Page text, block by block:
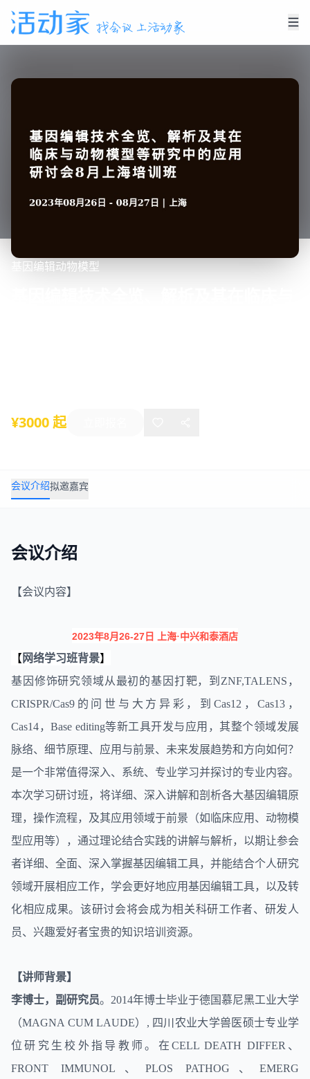
基因编辑动物模型
¥3000 起
会议介绍拟邀嘉宾
会议介绍
【会议内容】
2023年8月 26-27 日 上海·中兴和泰酒店
【网络学习班背景】
基因修饰研究领域从最初的基因打靶，到ZNF,TALENS，
CRISPR/Cas9的问世与大方异彩，到Cas12，Cas13，
Cas14，Base editing等新工具开发与应用，其整个领域发展
脉络、细节原理、应用与前景、未来发展趋势和方向如何？
是一个非常值得深入、系统、专业学习并探讨的专业内容。
本次学习研讨班，将详细、深入讲解和剖析各大基因编辑原
理，操作流程，及其应用领域于前景（如临床应用、 动物模
型应用等），通过理论结合实践的讲解与解析，以期让参会
者详细、全面、深入掌握基因编辑工具，并能结合个人研究
领域开展相应工作，学会更好地应用基因编辑工具，以及转
化相应成果。该研讨会将会成为相关科研工作者、研发人
员、兴趣爱好者宝贵的知识培训资源。
【讲师背景】
李博士，副研究员。2014年博士毕业于德国慕尼黑工业大学
（MAGNA CUM LAUDE）, 四川农业大学兽医硕士专业学
位研究生校外指导教师。在CELL DEATH DIFFER、
FRONT IMMUNOL、PLOS PATHOG、EMERG